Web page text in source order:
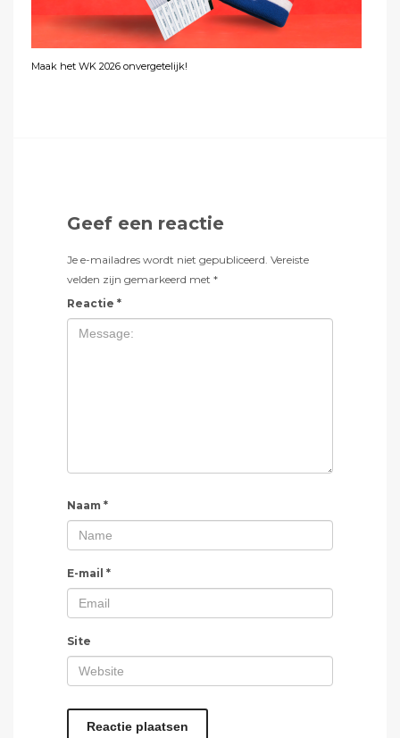
Maak het WK 2026 onvergetelijk!
Geef een reactie
Je e-mailadres wordt niet gepubliceerd. Vereiste
velden zijn gemarkeerd met *
Reactie *
Naam *
E-mail *
Site